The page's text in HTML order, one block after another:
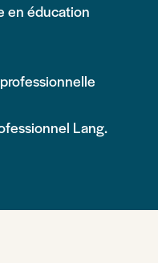
en éducation
Lang.